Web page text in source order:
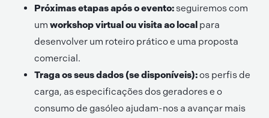
Próximas etapas após o evento:seguiremos com
um workshop virtual ou visita ao localpara
desenvolver um roteiro prático e uma proposta
comercial.
Traga os seus dados (se disponíveis):os perfis de
carga, as especificações dos geradores e o
consumo de gasóleo ajudam-nos a avançar mais